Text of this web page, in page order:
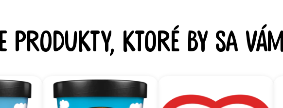
produkty, ktoré by sa